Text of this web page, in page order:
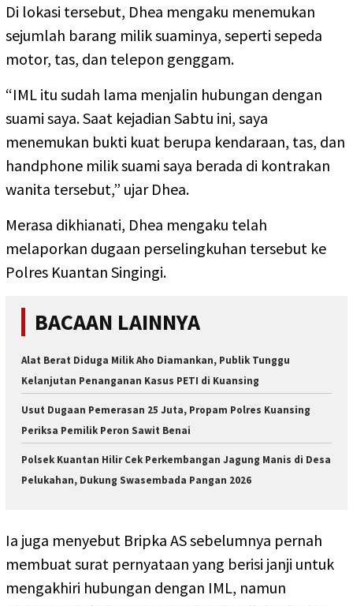
Di lokasi tersebut, Dhea mengaku menemukan
sejumlah barang milik suaminya, seperti sepeda
motor, tas, dan telepon genggam.
“IML itu sudah lama menjalin hubungan dengan
suami saya. Saat kejadian Sabtu ini, saya
menemukan bukti kuat berupa kendaraan, tas, dan
handphone milik suami saya berada di kontrakan
wanita tersebut,” ujar Dhea.
Merasa dikhianati, Dhea mengaku telah
melaporkan dugaan perselingkuhan tersebut ke
Polres Kuantan Singingi.
BACAAN LAINNYA
Alat Berat Diduga Milik Aho Diamankan, Publik Tunggu
Kelanjutan Penanganan Kasus PETI di Kuansing
Usut Dugaan Pemerasan 25 Juta, Propam Polres Kuansing
Periksa Pemilik Peron Sawit Benai
Polsek Kuantan Hilir Cek Perkembangan Jagung Manis di Desa
Pelukahan, Dukung Swasembada Pangan 2026
Ia juga menyebut Bripka AS sebelumnya pernah
membuat surat pernyataan yang berisi janji untuk
mengakhiri hubungan dengan IML, namun